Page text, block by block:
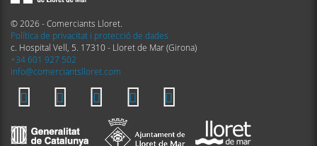
© 2026 - Comerciants Lloret.
Política de privacitat i protecció de dades
c. Hospital Vell, 5. 17310 - Lloret de Mar (Girona)
+34 601 927 502
info@comerciantslloret.com